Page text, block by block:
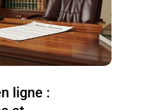
ligne :